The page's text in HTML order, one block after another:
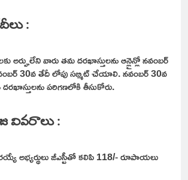
:
అర్హులేని వారు తమ దరఖాస్తులను ఆన్లైన్లో నవంబర్
30వ తేదీ లోపు సబ్మిట్ చేయాలి. నవంబర్ 30వ
పరిగణలోకి తీసుకోరు.
వివరాలు :
అభ్యర్థులు జీఎస్టీతో కలిపి 118/- రూపాయలు